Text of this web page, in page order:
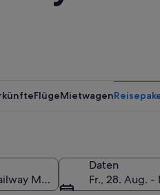
FlügeMietwagen
Daten
Fr., 28. Aug. -